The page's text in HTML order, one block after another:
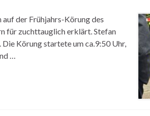
der Frühjahrs-Körung des
für zuchttauglich erklärt. Stefan
Körung startete um ca.9:50 Uhr,
…